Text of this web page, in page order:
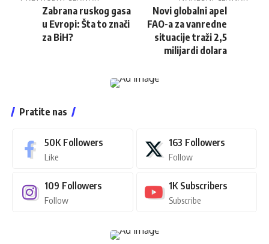
Zabrana ruskog gasa
u Evropi: Šta to znači
za BiH?
Novi globalni apel
FAO-a za vanredne
situacije traži 2,5
milijardi dolara
Pratite nas
50K Followers
Like
163 Followers
Follow
109 Followers
Follow
1K Subscribers
Subscribe